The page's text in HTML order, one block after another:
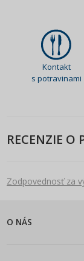
Kontakt
s potravinami
RECENZIE O
Zodpovednosť za
O NÁS